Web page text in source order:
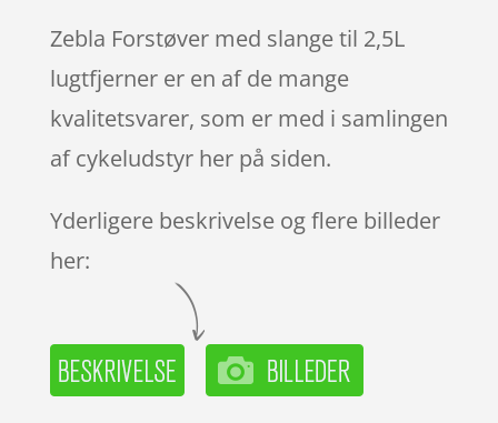
Zebla Forstøver med slange til 2,5L
lugtfjerner er en af de mange
kvalitetsvarer, som er med i samlingen
af cykeludstyr her på siden.
Yderligere beskrivelse og flere billeder
her: